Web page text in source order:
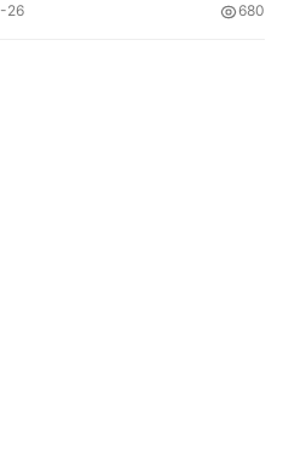
26 680